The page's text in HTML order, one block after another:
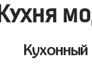
Кухня
Кухонный